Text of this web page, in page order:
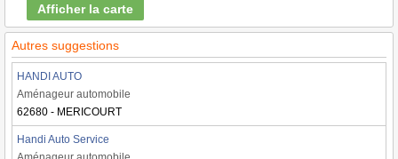
Afficher la carte
Autres suggestions
HANDI AUTO
Aménageur automobile
62680 - MERICOURT
Handi Auto Service